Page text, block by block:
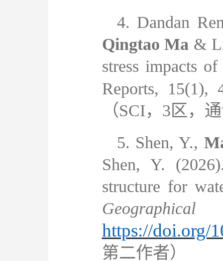
4. Dandan
Qingtao Ma &
stress impacts
Reports, 15(1),
（SCI， 3区，
5. Shen, Y.,
Shen, Y.
structure for
https://doi.org/
第二作者）